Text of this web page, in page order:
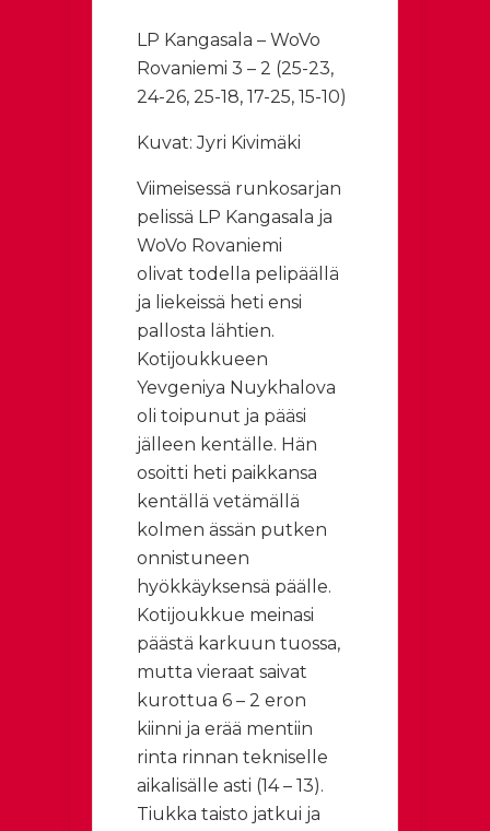
LP Kangasala – WoVo
Rovaniemi 3 – 2 (25-23,
24-26, 25-18, 17-25, 15-10)
Kuvat: Jyri Kivimäki
Viimeisessä runkosarjan
pelissä LP Kangasala ja
WoVo Rovaniemi
olivat todella pelipäällä
ja liekeissä heti ensi
pallosta lähtien.
Kotijoukkueen
Yevgeniya Nuykhalova
oli toipunut ja pääsi
jälleen kentälle. Hän
osoitti heti paikkansa
kentällä vetämällä
kolmen ässän putken
onnistuneen
hyökkäyksensä päälle.
Kotijoukkue meinasi
päästä karkuun tuossa,
mutta vieraat saivat
kurottua 6 – 2 eron
kiinni ja erää mentiin
rinta rinnan tekniselle
aikalisälle asti (14 – 13).
Tiukka taisto jatkui ja